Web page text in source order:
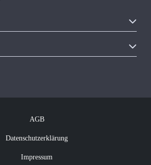
AGB
Datenschutzerklärung
Impressum